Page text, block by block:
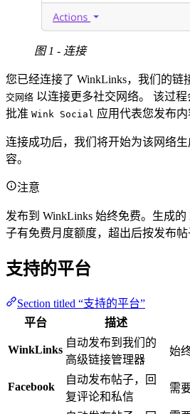
图 1 - 连接
您已经连接了 WinkLinks，我们的链
交网络 以连接更多社交网络。 该过程
批准 Wink Social 应用代表您发布内
连接成功后，我们将开始为该网络
容。
注意
发布到 WinkLinks 始终免费。生成的
子有免费月度额度，超出后按发布
支持的平台
Section titled “支持的平台”
平台
描述
WinkLinks
自动发布到我们的
高级链接管理器
始
Facebook
自动发布帖子，回
复评论和私信
需